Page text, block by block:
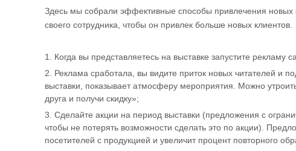
Здесь мы собрали эффективные способы привлечения новых
своего сотрудника, чтобы он привлек больше новых клиентов.
Когда вы представляетесь на выставке запустите
Реклама сработала, вы видите приток новых читателей и
выставки, показывает атмосферу мероприятия. Можно
друга и получи скидку»;
Сделайте акции на период выставки (предложения с
чтобы не потерять возможности сделать это по акции).
посетителей с продукцией и увеличит процент повторного